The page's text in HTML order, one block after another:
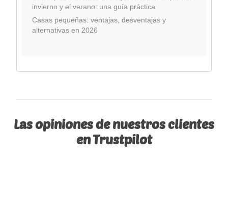
invierno y el verano: una guía práctica
Casas pequeñas: ventajas, desventajas y
alternativas en 2026
Las opiniones de nuestros clientes
en Trustpilot